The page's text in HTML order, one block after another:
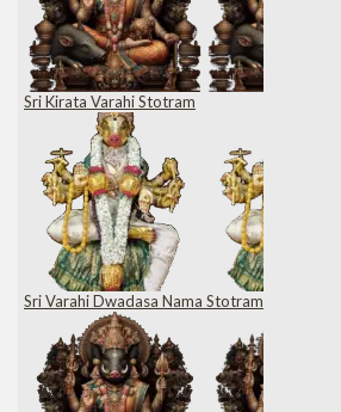
Sri Kirata Varahi Stotram
Sri Varahi Dwadasa Nama Stotram